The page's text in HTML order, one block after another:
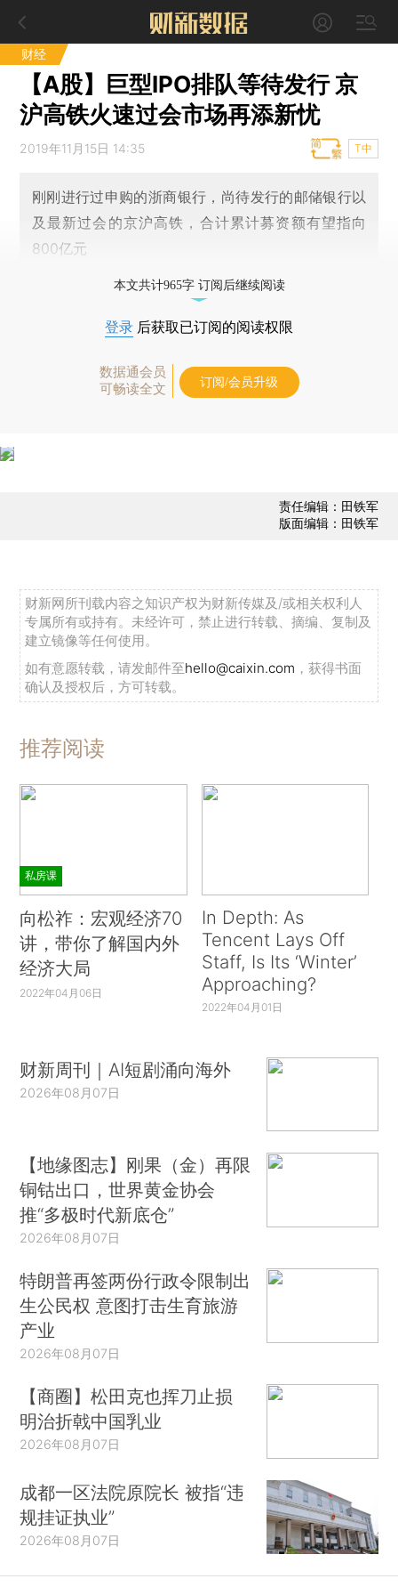
财经
【A股】巨型IPO排队等待发行 京
沪高铁火速过会市场再添新忧
2019年11月15日 14:35 T中
刚刚进行过申购的浙商银行，尚待发行的邮储银行以
及最新过会的京沪高铁，合计累计募资额有望指向
800亿元
本文共计965字 订阅后继续阅读
登录 后获取已订阅的阅读权限
数据通会员
可畅读全文
订阅/会员升级
责任编辑：田铁军
版面编辑：田铁军
财新网所刊载内容之知识产权为财新传媒及/或相关权利人
专属所有或持有。未经许可，禁止进行转载、摘编、复制及
建立镜像等任何使用。
如有意愿转载，请发邮件至hello@caixin.com ，获得书面
确认及授权后，方可转载。
推荐阅读
私房课
向松祚：宏观经济70
讲，带你了解国内外
经济大局
2022年04月06日
In Depth: As
Tencent Lays Off
Staff, Is Its ‘Winter’
Approaching?
2022年04月01日
财新周刊｜AI短剧涌向海外
2026年08月07日
【地缘图志】刚果（金）再限
铜钴出口，世界黄金协会
推“多极时代新底仓”
2026年08月07日
特朗普再签两份行政令限制出
生公民权 意图打击生育旅游
产业
2026年08月07日
【商圈】松田克也挥刀止损
明治折戟中国乳业
2026年08月07日
成都一区法院原院长 被指“违
规挂证执业”
2026年08月07日